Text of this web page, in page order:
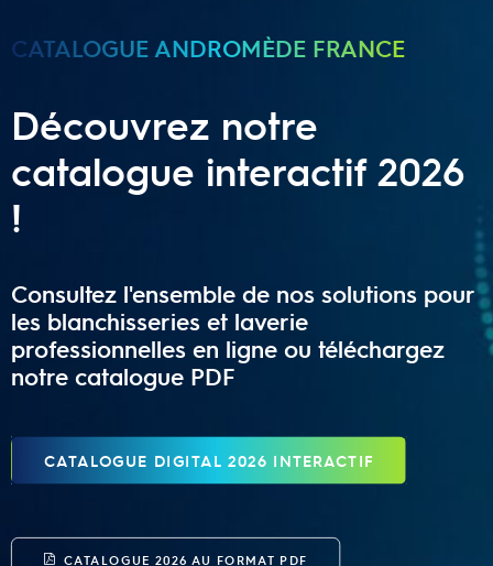
CATALOGUE ANDROMÈDE FRANCE
Découvrez notre
catalogue interactif 2026
!
Consultez l'ensemble de nos solutions pour
les blanchisseries et laverie
professionnelles en ligne ou téléchargez
notre catalogue PDF
CATALOGUE DIGITAL 2026 INTERACTIF
CATALOGUE 2026 AU FORMAT PDF